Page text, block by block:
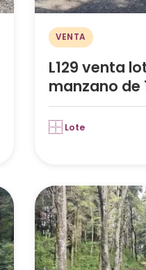
VENTA
L129 venta
manzano de
Lote